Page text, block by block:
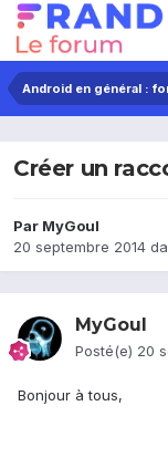
Android en général :
Créer un
Par MyGoul
20 septembre 2014
MyGoul
Posté(e) 20
Bonjour à tous,